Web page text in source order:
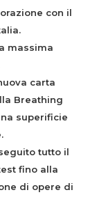
con il
massima
carta
Breathing
superificie
tutto il
fino alla
di opere di